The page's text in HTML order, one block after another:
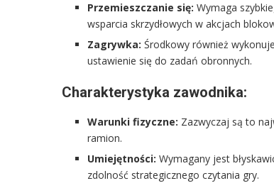
Przemieszczanie się: Wymaga
wsparcia skrzydłowych w akcjach
Zagrywka: Środkowy również
ustawienie się do zadań obronnych.
Charakterystyka zawodnika:
Warunki fizyczne: Zazwyczaj są to
ramion.
Umiejętności: Wymagany jest
zdolność strategicznego czytania gry.